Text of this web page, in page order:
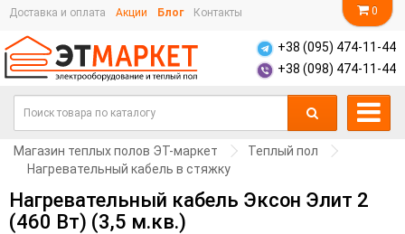
0
Доставка и оплата Акции Блог Контакты
+38 (095) 474-11-44
+38 (098) 474-11-44
Магазин теплых полов ЭТ-маркет
Теплый пол
Нагревательный кабель в стяжку
Нагревательный кабель Эксон Элит 2
(460 Вт) (3,5 м.кв.)